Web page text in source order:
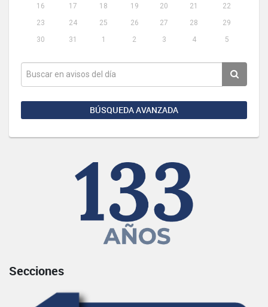
16
17 18 19 20 21
22
23
24 25 26 27 28
29
30
31 1 2 3 4 5
BÚSQUEDA AVANZADA
Secciones